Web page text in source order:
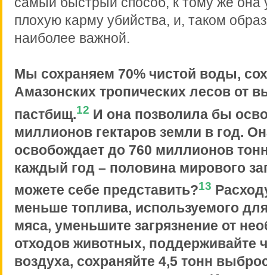
плохую карму убийства, и, таком
наиболее важной.
Мы сохраняем 70% чистой воды,
Амазонских тропических лесов от
пастбищ.12 И она позволила бы
миллионов гектаров земли в год.
освобождает до 760 миллионов
каждый год – половина мирового
можете себе представить?13
меньше топлива, используемого
мяса, уменьшите загрязнение от
отходов животных, поддерживайте
воздуха, сохраняйте 4,5 тонн